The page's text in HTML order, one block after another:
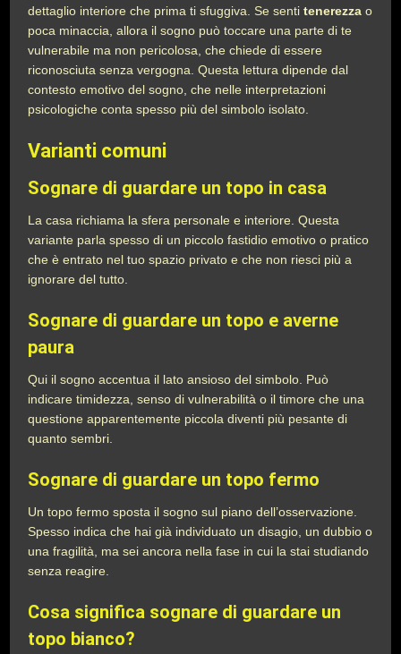
dettaglio interiore che prima ti sfuggiva. Se sentitenerezza o
poca minaccia, allora il sogno può toccare una parte di te
vulnerabile ma non pericolosa, che chiede di essere
riconosciuta senza vergogna. Questa lettura dipende dal
contesto emotivo del sogno, che nelle interpretazioni
psicologiche conta spesso più del simbolo isolato.
Varianti comuni
Sognare di guardare un topo in casa
La casa richiama la sfera personale e interiore. Questa
variante parla spesso di un piccolo fastidio emotivo o pratico
che è entrato nel tuo spazio privato e che non riesci più a
ignorare del tutto.
Sognare di guardare un topo e averne
paura
Qui il sogno accentua il lato ansioso del simbolo. Può
indicare timidezza, senso di vulnerabilità o il timore che una
questione apparentemente piccola diventi più pesante di
quanto sembri.
Sognare di guardare un topo fermo
Un topo fermo sposta il sogno sul piano dell’osservazione.
Spesso indica che hai già individuato un disagio, un dubbio o
una fragilità, ma sei ancora nella fase in cui la stai studiando
senza reagire.
Cosa significa sognare di guardare un
topo bianco?